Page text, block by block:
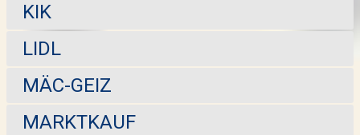
KIK
LIDL
MÄC-GEIZ
MARKTKAUF